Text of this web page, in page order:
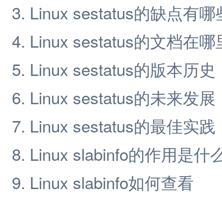
Linux sestatus的缺点有哪
Linux sestatus的文档在哪
Linux sestatus的版本历史
Linux sestatus的未来发展
Linux sestatus的最佳实践
Linux slabinfo的作用是什
Linux slabinfo如何查看